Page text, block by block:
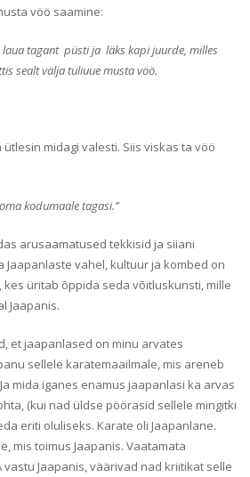
vöö saamine:
laua tagant püsti ja läks kapi juurde, milles
sealt välja tuliuue musta vöö.
midagi valesti. Siis viskas ta vöö
kodumaale tagasi.”
arusaamatused tekkisid ja siiani
Jaapanlaste vahel, kultuur ja kombed on
üritab õppida seda võitluskunsti, mille
Jaapanis.
et jaapanlased on minu arvates
sellele karatemaailmale, mis areneb
mida iganes enamus jaapanlasi ka arvas
(kui nad üldse pöörasid sellele mingitki
eriti oluliseks. Karate oli Jaapanlane.
mis toimus Jaapanis. Vaatamata
vastu Jaapanis, väärivad nad kriitikat selle